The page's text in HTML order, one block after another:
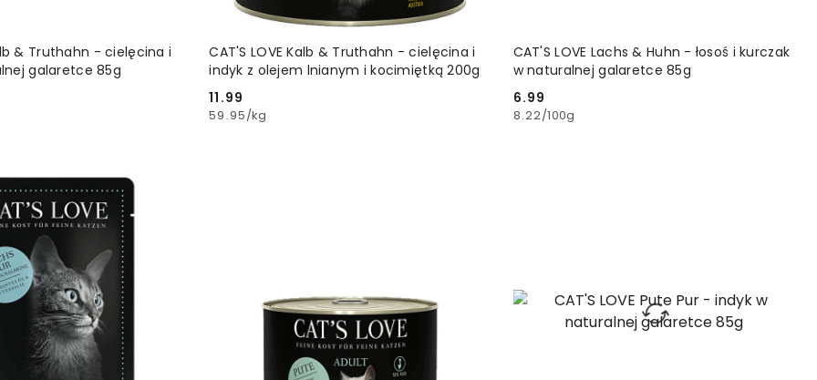
& Truthahn - cielęcina i
galaretce 85g
DODAJ DO KOSZYKA
CAT'S LOVE Kalb & Truthahn - cielęcina i
indyk z olejem lnianym i kocimiętką 200g
Cena:
11.99
59.95/kg
DODAJ DO KOSZYKA
CAT'S LOVE Lachs & Huhn - łosoś i kurczak
w naturalnej galaretce 85g
Cena:
6.99
8.22/100g
DODAJ DO KOSZYKA